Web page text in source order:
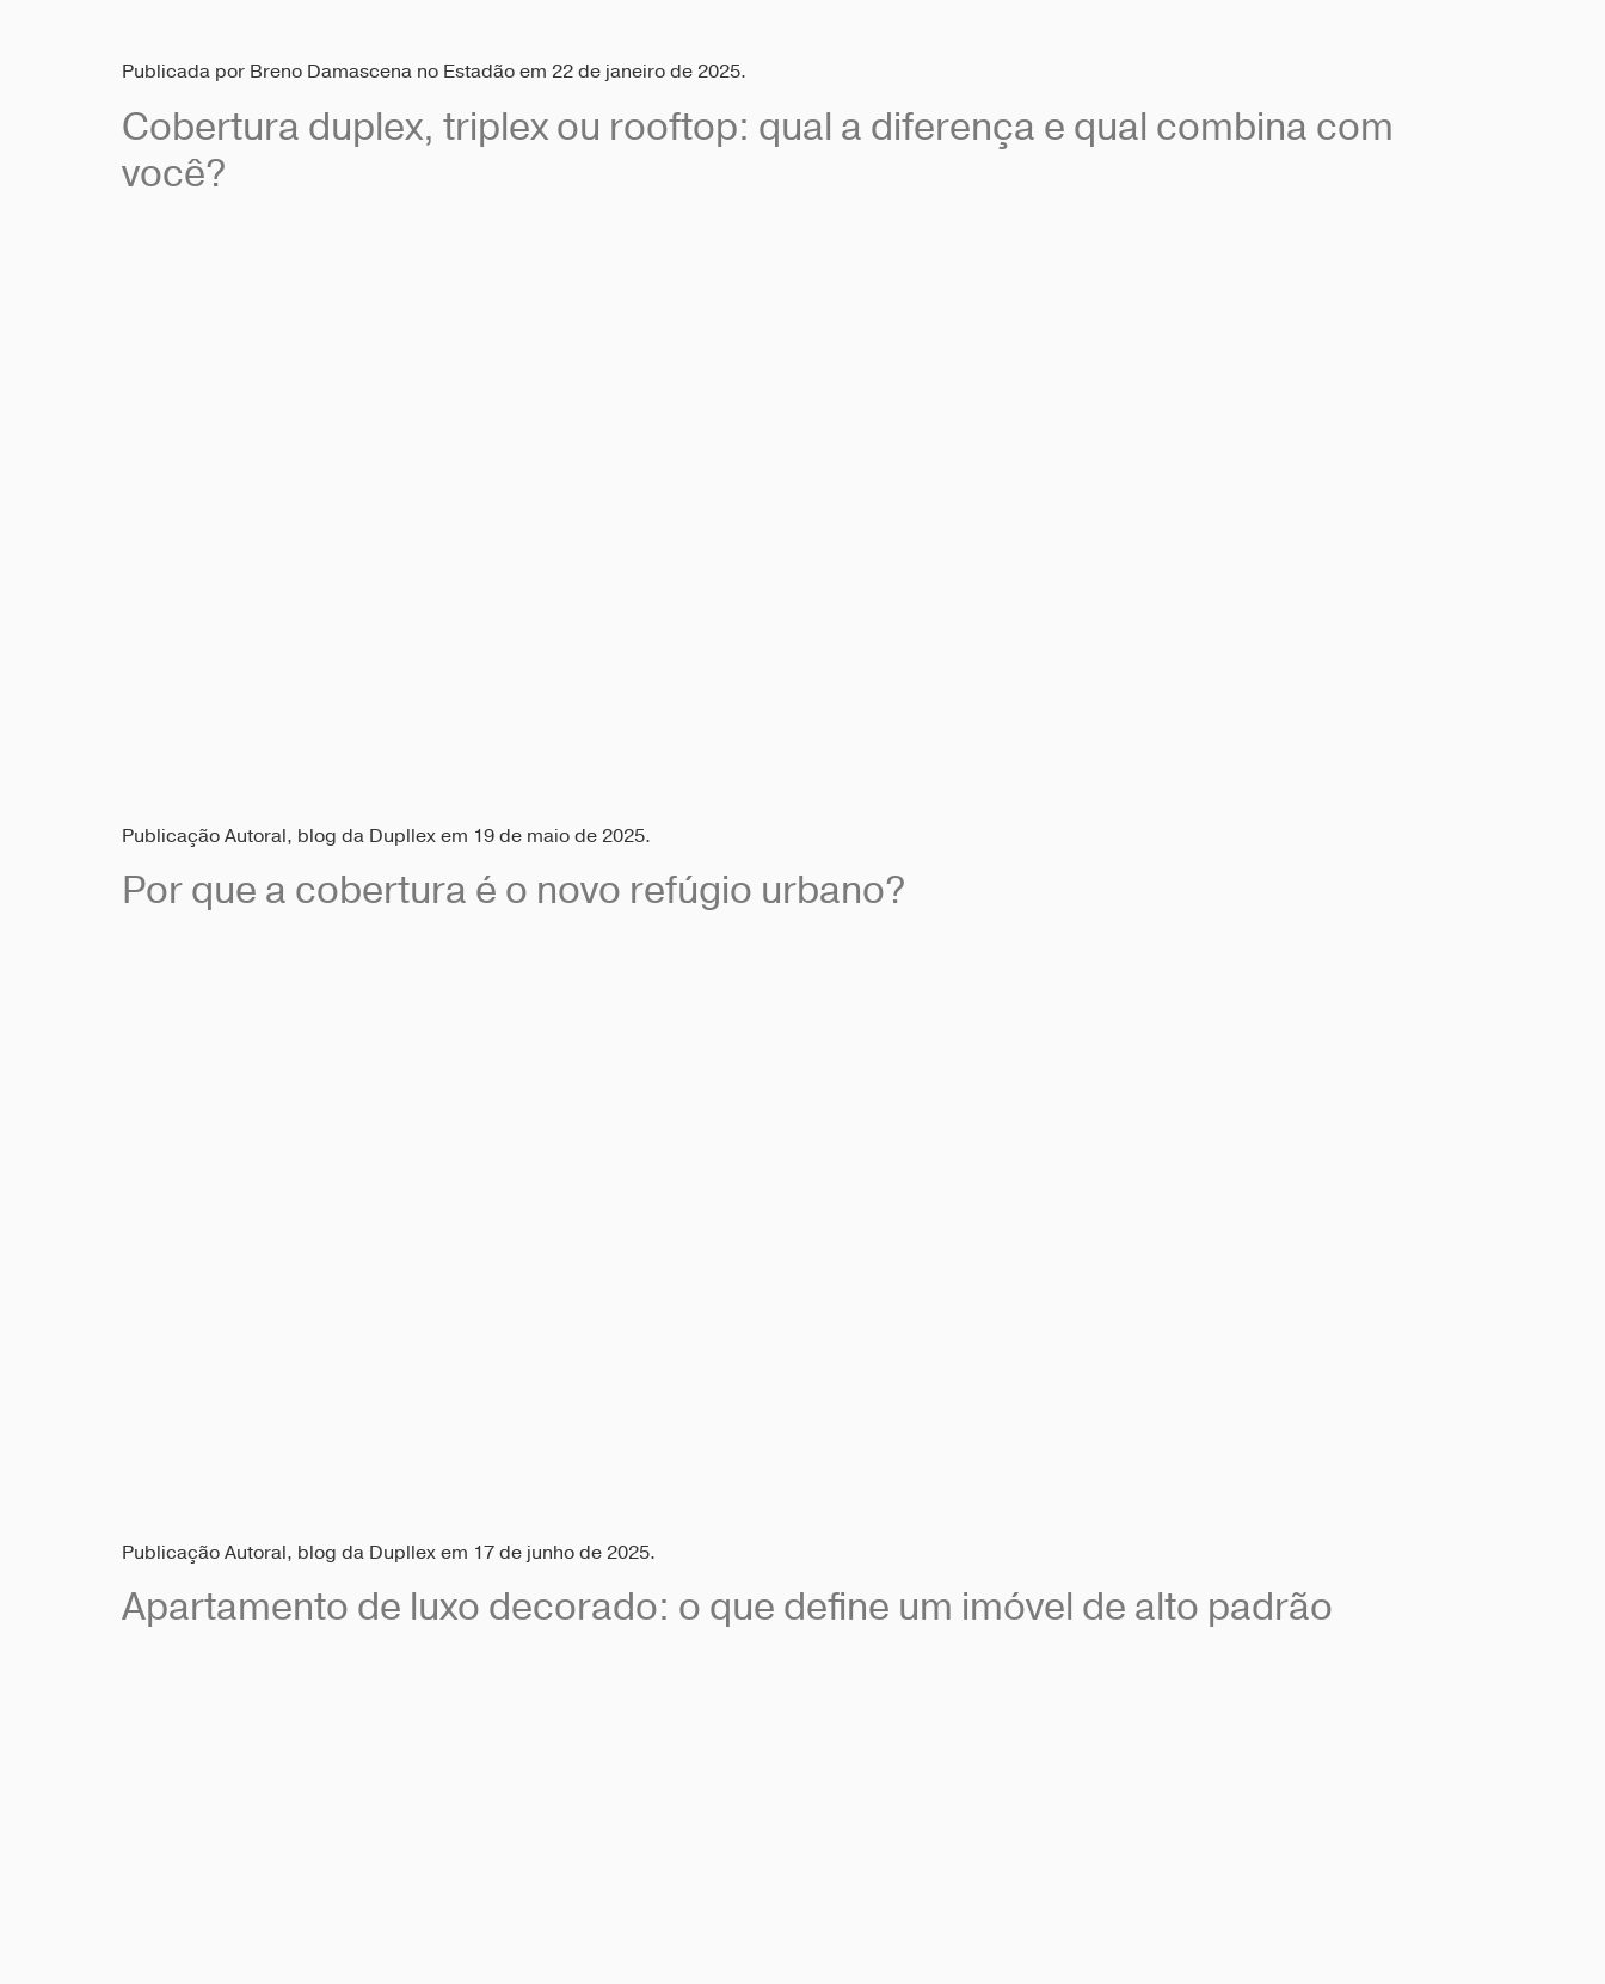
Publicada por Breno Damascena no Estadão em 22 de janeiro de 2025.
Cobertura duplex, triplex ou rooftop: qual a diferença e qual combina com
você?
Publicação Autoral, blog da Dupllex em 19 de maio de 2025.
Por que a cobertura é o novo refúgio urbano?
Publicação Autoral, blog da Dupllex em 17 de junho de 2025.
Apartamento de luxo decorado: o que define um imóvel de alto padrão